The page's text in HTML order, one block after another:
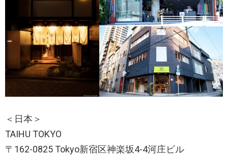
＜日本＞
TAIHU TOKYO
〒162-0825 Tokyo新宿区神楽坂4-4河庄ビル